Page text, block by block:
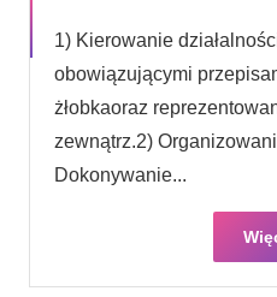
1) Kierowanie
obowiązującymi
żłobkaoraz
zewnątrz.2)
Dokonywanie...